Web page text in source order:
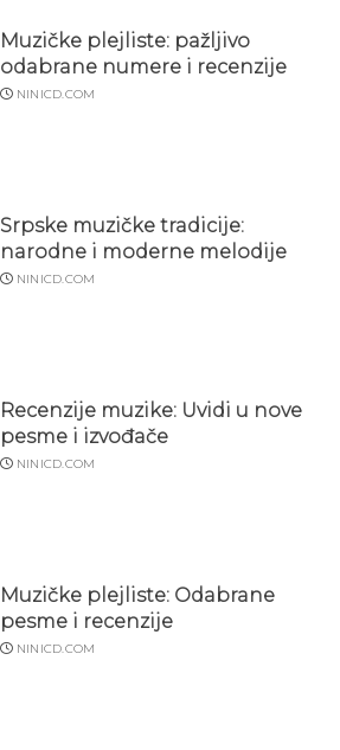
Muzičke plejliste: pažljivo
odabrane numere i recenzije
NINICD.COM
Srpske muzičke tradicije:
narodne i moderne melodije
NINICD.COM
Recenzije muzike: Uvidi u nove
pesme i izvođače
NINICD.COM
Muzičke plejliste: Odabrane
pesme i recenzije
NINICD.COM